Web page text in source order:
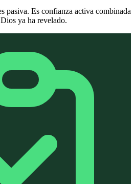
pasiva. Es confianza activa combinada
ya ha revelado.